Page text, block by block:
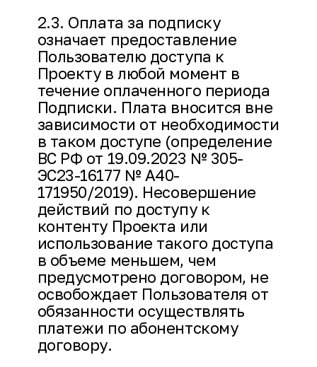
2.3. Оплата за подписку
означает предоставление
Пользователю доступа к
Проекту в любой момент в
течение оплаченного периода
Подписки. Плата вносится вне
зависимости от необходимости
в таком доступе (определение
ВС РФ от 19.09.2023 № 305-
ЭС23-16177 № А40-
171950/2019). Несовершение
действий по доступу к
контенту Проекта или
использование такого доступа
в объеме меньшем, чем
предусмотрено договором, не
освобождает Пользователя от
обязанности осуществлять
платежи по абонентскому
договору.